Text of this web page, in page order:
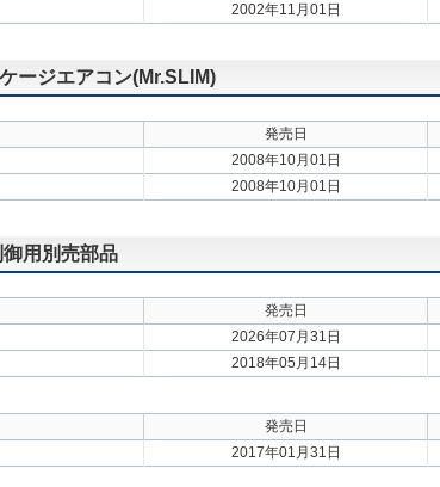
2002年11月01日
ージエアコン(Mr.SLIM)
発売日
2008年10月01日
2008年10月01日
用別売部品
発売日
2026年07月31日
2018年05月14日
発売日
2017年01月31日